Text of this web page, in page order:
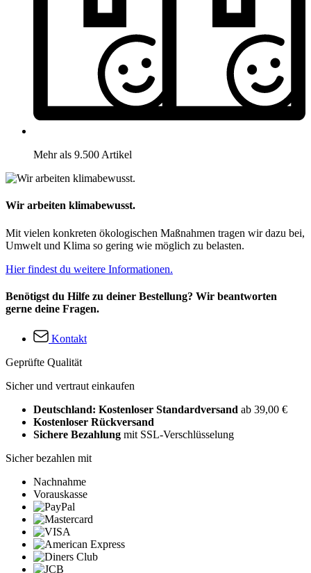
Mehr als 9.500 Artikel
Wir arbeiten klimabewusst.
Mit vielen konkreten ökologischen Maßnahmen tragen wir dazu bei,
Umwelt und Klima so gering wie möglich zu belasten.
Hier findest du weitere Informationen.
Benötigst du Hilfe zu deiner Bestellung? Wir beantworten
gerne deine Fragen.
Kontakt
Geprüfte Qualität
Sicher und vertraut einkaufen
Deutschland: Kostenloser Standardversand ab 39,00 €
Kostenloser Rückversand
Sichere Bezahlung mit SSL-Verschlüsselung
Sicher bezahlen mit
Nachnahme
Vorauskasse